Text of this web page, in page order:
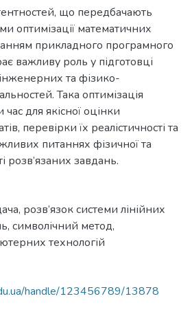
що передбачають
оптимізації математичних
прикладного програмного
важливу роль у підготовці
та фізико-
Така оптимізація
для якісної оцінки
перевірки їх реалістичності та
питаннях фізичної та
розв’язаних завдань.
, розв’язок системи лінійних
, символічний метод,
технологій
handle/123456789/13878